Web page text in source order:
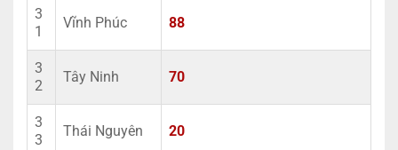
3
1
Vĩnh Phúc 88
3
2
Tây Ninh 70
3
3
Thái Nguyên 20